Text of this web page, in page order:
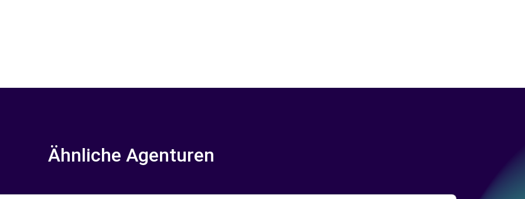
Ähnliche Agenturen